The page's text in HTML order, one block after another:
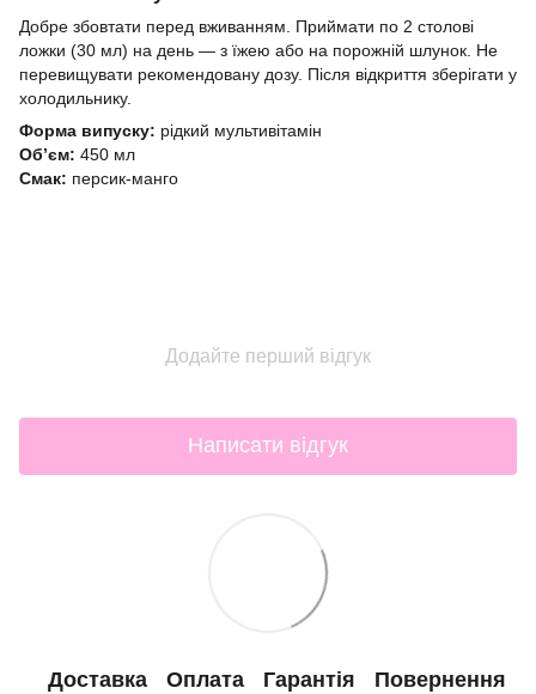
Добре збовтати перед вживанням. Приймати по 2 столові
ложки (30 мл) на день — з їжею або на порожній шлунок. Не
перевищувати рекомендовану дозу. Після відкриття зберігати у
холодильнику.
Форма випуску: рідкий мультивітамін
Обʼєм: 450 мл
Смак: персик-манго
Додайте перший відгук
Написати відгук
Доставка Оплата Гарантія Повернення